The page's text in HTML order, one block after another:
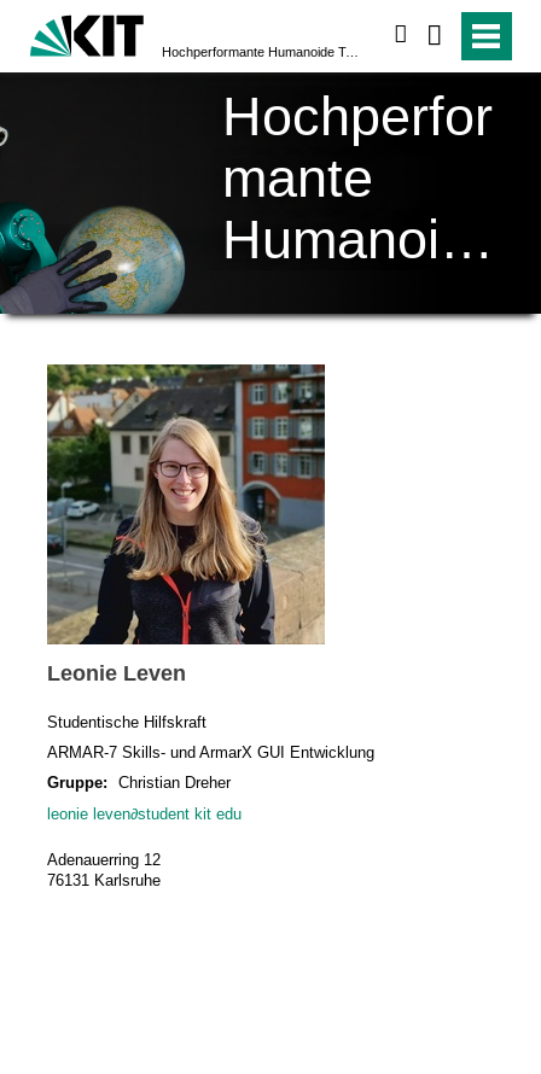
Hochperformante Humanoide Technologien (H²T)
Hochperfor
mante
Humanoide
Technologi
en (H²T)
Leonie Leven
Studentische Hilfskraft
ARMAR-7 Skills- und ArmarX GUI Entwicklung
Gruppe:
Christian Dreher
leonie leven∂student kit edu
Adenauerring 12
76131 Karlsruhe